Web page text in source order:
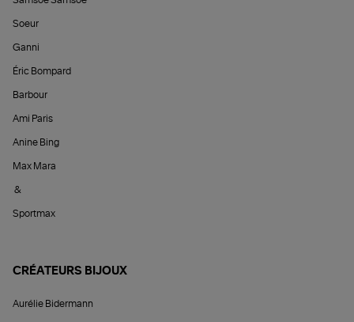
Soeur
Ganni
Éric Bompard
Barbour
Ami Paris
Anine Bing
Max Mara
&
Sportmax
CRÉATEURS BIJOUX
Aurélie Bidermann